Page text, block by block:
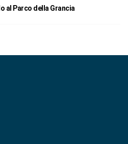
al Parco della Grancia